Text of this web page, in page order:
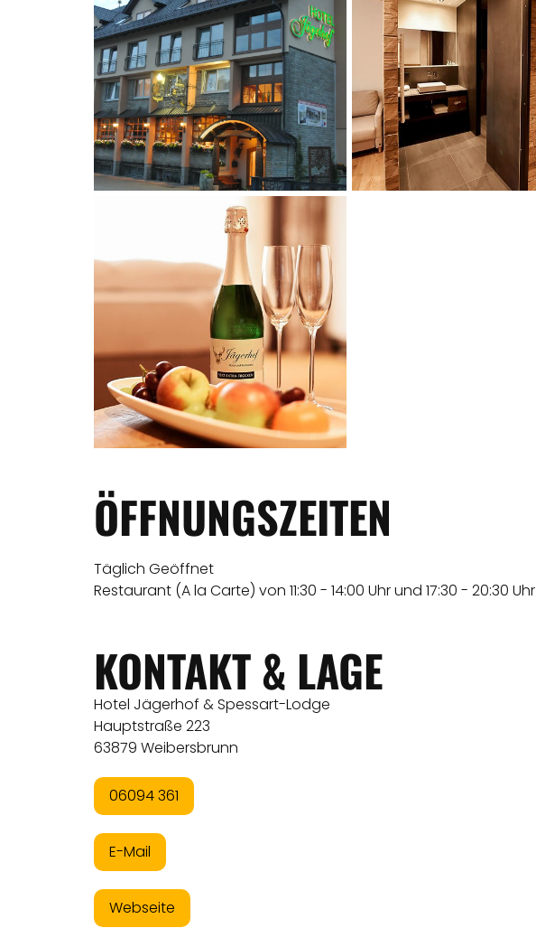
ÖFFNUNGSZEITEN
Täglich Geöffnet
Restaurant (A la Carte) von 11:30 - 14:00 Uhr und 17:30 - 20:30 Uhr
KONTAKT & LAGE
Hotel Jägerhof & Spessart-Lodge
Hauptstraße 223
63879 Weibersbrunn
06094 361
E-Mail
Webseite